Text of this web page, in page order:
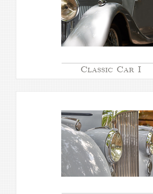
Classic Car I